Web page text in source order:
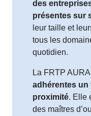
des
présentes sur
leur taille et
tous les
quotidien.
La FRTP AURA
adhérentes un
proximité. Elle
des maîtres